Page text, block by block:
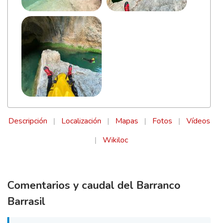
Descripción | Localización | Mapas | Fotos |
Vídeos
|
Wikiloc
Comentarios y caudal del Barranco
Barrasil